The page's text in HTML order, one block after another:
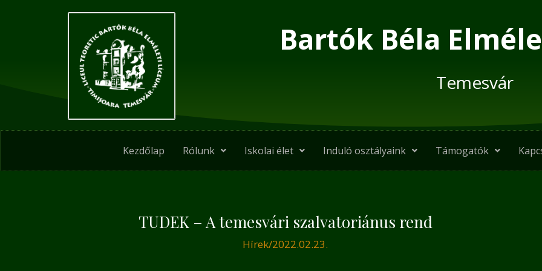
Bartók Béla
Temesvár
Kezdőlap Rólunk Iskolai élet Induló osztályaink Támogatók
TUDEK – A temesvári szalvatoriánus rend
Hírek/2022.02.23.